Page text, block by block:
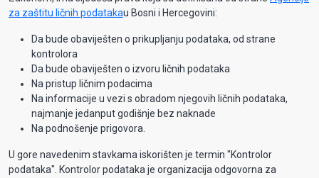
za zaštitu ličnih podatakau Bosni i Hercegovini:
Da bude obaviješten o prikupljanju podataka, od strane
kontrolora
Da bude obaviješten o izvoru ličnih podataka
Na pristup ličnim podacima
Na informacije u vezi s obradom njegovih ličnih podataka,
najmanje jedanput godišnje bez naknade
Na podnošenje prigovora.
U gore navedenim stavkama iskorišten je termin "Kontrolor
podataka". Kontrolor podataka je organizacija odgovorna za